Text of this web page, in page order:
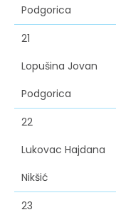
Podgorica
21
Lopušina Jovan
Podgorica
22
Lukovac Hajdana
Nikšić
23